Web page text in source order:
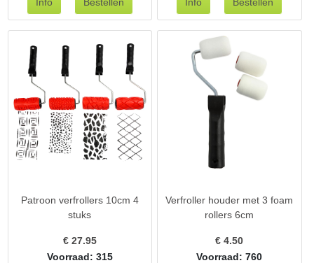
Patroon verfrollers 10cm 4
stuks
€ 27.95
Voorraad: 315
Verfroller houder met 3 foam
rollers 6cm
€4.50
Voorraad: 760